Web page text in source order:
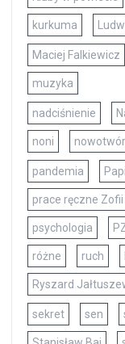
kurkuma
Maciej Falkiewicz
muzyka
nadciśnienie
noni nowotwór
pandemia
prace ręczne
psychologia
różne ruch
Ryszard
sekret sen